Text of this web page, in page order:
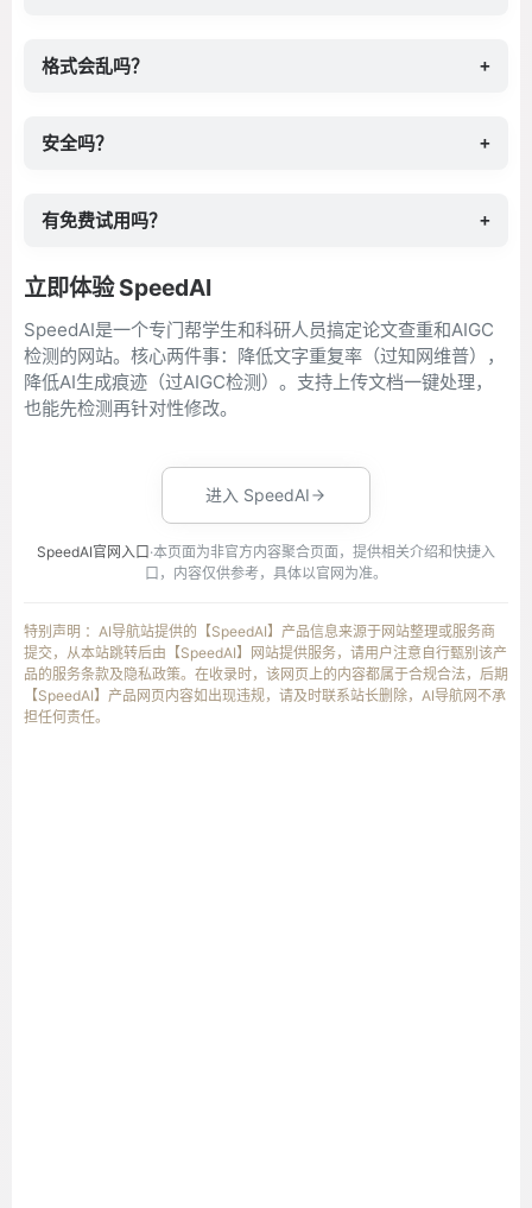
格式会乱吗？ +
安全吗？ +
有免费试用吗？ +
立即体验 SpeedAI
SpeedAI是一个专门帮学生和科研人员搞定论文查重和AIGC
检测的网站。核心两件事：降低文字重复率（过知网维普），
降低AI生成痕迹（过AIGC检测）。支持上传文档一键处理，
也能先检测再针对性修改。
进入 SpeedAI
SpeedAI官网入口 ·本页面为非官方内容聚合页面，提供相关介绍和快捷入
口，内容仅供参考，具体以官网为准。
特别声明 ：AI导航站提供的【SpeedAI】产品信息来源于网站整理或服务商
提交，从本站跳转后由【SpeedAI】网站提供服务，请用户注意自行甄别该产
品的服务条款及隐私政策。在收录时，该网页上的内容都属于合规合法，后期
【SpeedAI】产品网页内容如出现违规，请及时联系站长删除，AI导航网不承
担任何责任。